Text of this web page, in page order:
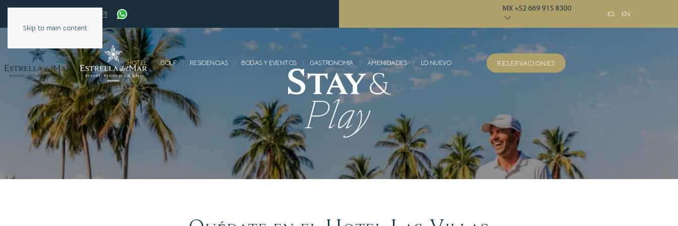
Skip to main content
MX +52 669 915 8300
ES EN
HOTEL GOLF RESIDENCIAS BODAS Y EVENTOS GASTRONOMIA AMENIDADES LO NUEVO RESERVACIONES